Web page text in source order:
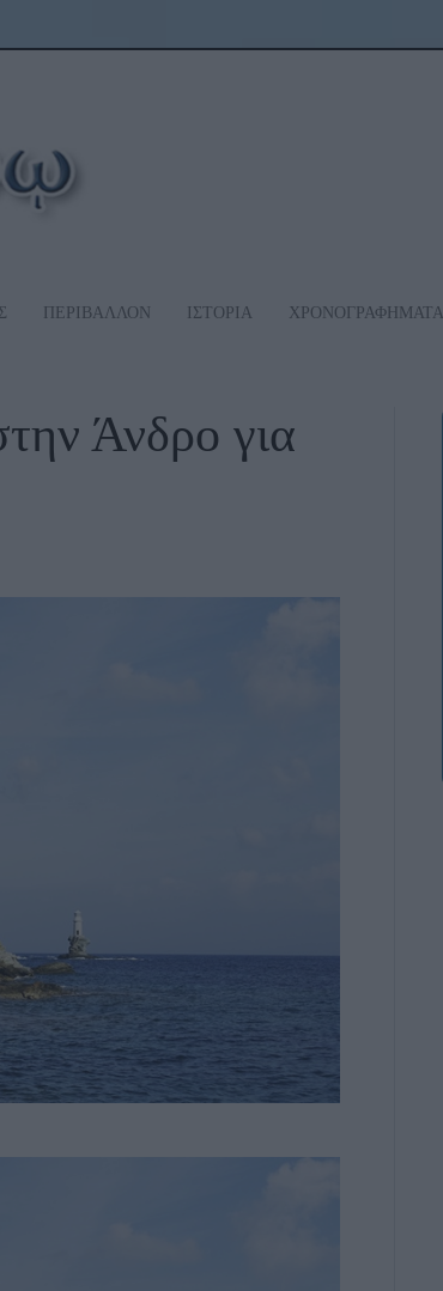
ΠΕΡΙΒΑΛΛΟΝ ΙΣΤΟΡΙΑ ΧΡΟΝΟΓΡΑΦΗΜΑΤΑ
Άνδρο για